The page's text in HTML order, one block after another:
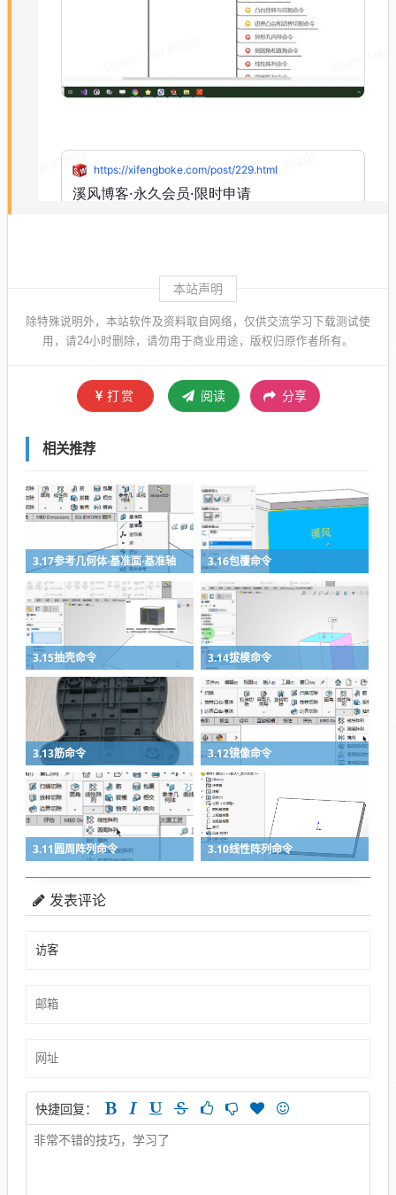
本站声明
除特殊说明外，本站软件及资料取自网络，仅供交流学习下载测试使
用，请24小时删除，请勿用于商业用途，版权归原作者所有。
打赏 阅读 分享
相关推荐
3.17参考几何体·基准面·基准轴 3.16包覆命令
3.15抽壳命令 3.14拔模命令
3.13筋命令 3.12镜像命令
3.11圆周阵列命令 3.10线性阵列命令
发表评论
快捷回复：